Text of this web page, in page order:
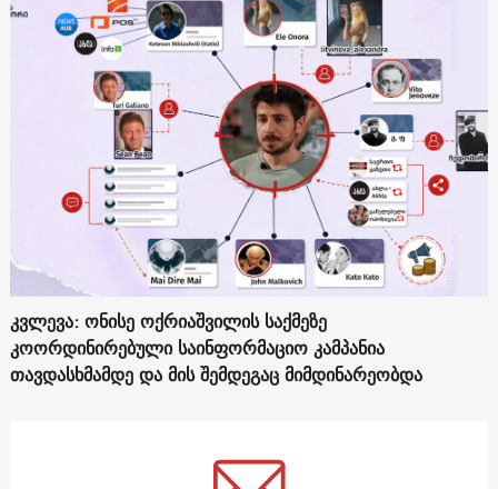
კვლევა: ონისე ოქრიაშვილის საქმეზე
კოორდინირებული საინფორმაციო კამპანია
თავდასხმამდე და მის შემდეგაც მიმდინარეობდა